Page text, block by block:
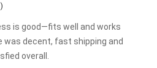
is good—fits well and works
was decent, fast shipping and
overall.